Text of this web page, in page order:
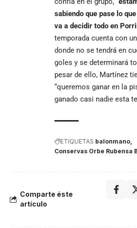
sabiendo que pase lo
va a decidir todo en
temporada cuenta con
donde no se tendrá en
goles y se determinará
pesar de ello, Martínez
“queremos ganar en la
ganado casi nadie esta
ETIQUETAS balonmano
Conservas Orbe Rubensa
Comparte éste
artículo